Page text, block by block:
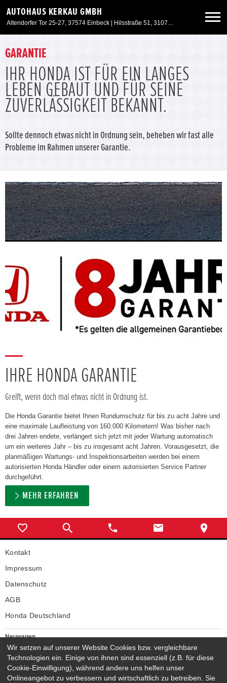
AUTOHAUS KERKAU GMBH
Altendorfer Tor 25-27, 37574 Einbeck | Hilsstraße 51, 31073 Delligsen
Neuwagen
Gebrauchtwagen
Angebote
Service & Zubehör
GARANTIE
IHR HONDA IST FÜR EIN LANGES
LEBEN GEBAUT UND FÜR SEINE
ZUVERLÄSSIGKEIT BEKANNT.
Sollte dennoch etwas nicht in Ordnung sein, beheben wir fast alle
Probleme im Rahmen unserer Garantie.
IHRE HONDA GARANTIE
Greift, wenn doch mal etwas nicht in Ordnung ist.
Die Honda Garantie bietet Ihnen Rundumschutz für bis zu acht Jahre und
eine maximale Laufleistung von 160.000 Kilometern! Was bisher nach
drei Jahren endete, verlängert sich jetzt mit jeder Wartung automatisch
um ein weiteres Jahr – bis zu insgesamt acht Jahren. Vorausgesetzt, die
planmäßigen Wartungs- und Inspektionsarbeiten werden bei einem
autorisierten Honda Händler oder einem autorisierten Service Partner
durchgeführt.
MEHR ERFAHREN
Kontakt
Impressum
Datenschutz
AGB
Honda Deutschland
Neuwagen
Honda Neuwagen
Gebrauchtwagen
Honda Gebrauchtwagen
Wir setzen auf unserer Website Cookies bzw. vergleichbare
Technologien ein. Einige von ihnen sind essenziell (z.B. für diese
Cookie-Einwilligung), während andere uns helfen unser
Onlineangebot zu verbessern und wirtschaftlich zu betreiben. Sie